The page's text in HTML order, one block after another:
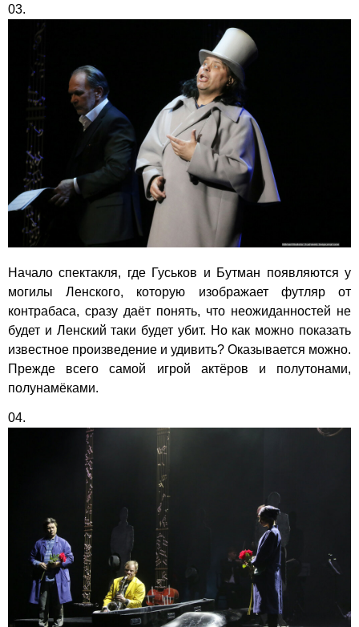
03.
Начало спектакля, где Гуськов и Бутман появляются у
могилы Ленского, которую изображает футляр от
контрабаса, сразу даёт понять, что неожиданностей не
будет и Ленский таки будет убит. Но как можно показать
известное произведение и удивить? Оказывается можно.
Прежде всего самой игрой актёров и полутонами,
полунамёками.
04.